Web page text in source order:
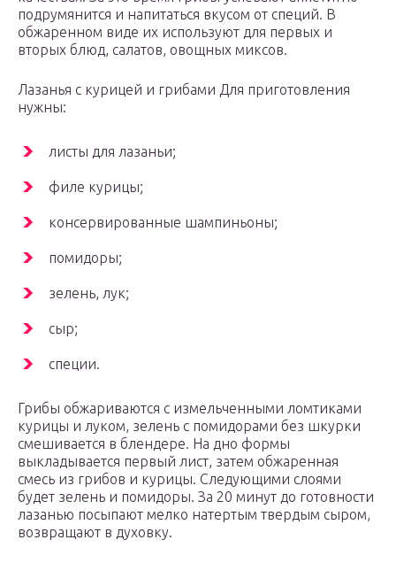
подрумянится и напитаться вкусом от специй. В
обжаренном виде их используют для первых и
вторых блюд, салатов, овощных миксов.
Лазанья с курицей и грибами Для приготовления
нужны:
листы для лазаньи;
филе курицы;
консервированные шампиньоны;
помидоры;
зелень, лук;
сыр;
специи.
Грибы обжариваются с измельченными ломтиками
курицы и луком, зелень с помидорами без шкурки
смешивается в блендере. На дно формы
выкладывается первый лист, затем обжаренная
смесь из грибов и курицы. Следующими слоями
будет зелень и помидоры. За 20 минут до готовности
лазанью посыпают мелко натертым твердым сыром,
возвращают в духовку.